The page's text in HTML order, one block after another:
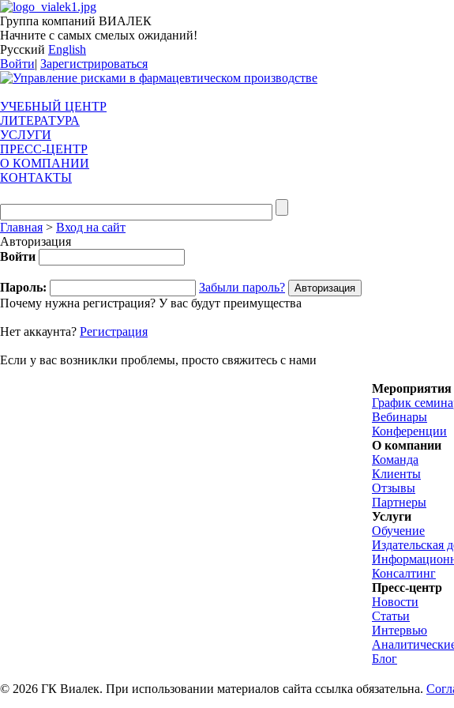
Группа компаний ВИАЛЕК
Начните с самых смелых ожиданий!
Русский English
Войти| Зарегистрироваться
УЧЕБНЫЙ ЦЕНТР
ЛИТЕРАТУРА
УСЛУГИ
ПРЕСС-ЦЕНТР
О КОМПАНИИ
КОНТАКТЫ
Главная > Вход на сайт
Авторизация
Войти
Пароль:
Забыли пароль?
Почему нужна регистрация? У вас будут преимущества
Нет аккаунта? Регистрация
Если у вас возниклки проблемы, просто свяжитесь с нами
Мероприятия
График
Вебинары
Конференции
О компании
Команда
Клиенты
Отзывы
Партнеры
Услуги
Обучение
Издательская
Консалтинг
Пресс-центр
Новости
Статьи
Интервью
Блог
© 2026 ГК Виалек. При использовании материалов сайта ссылка обязательна.